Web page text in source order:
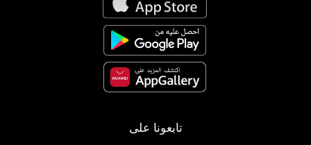
تابعونا على